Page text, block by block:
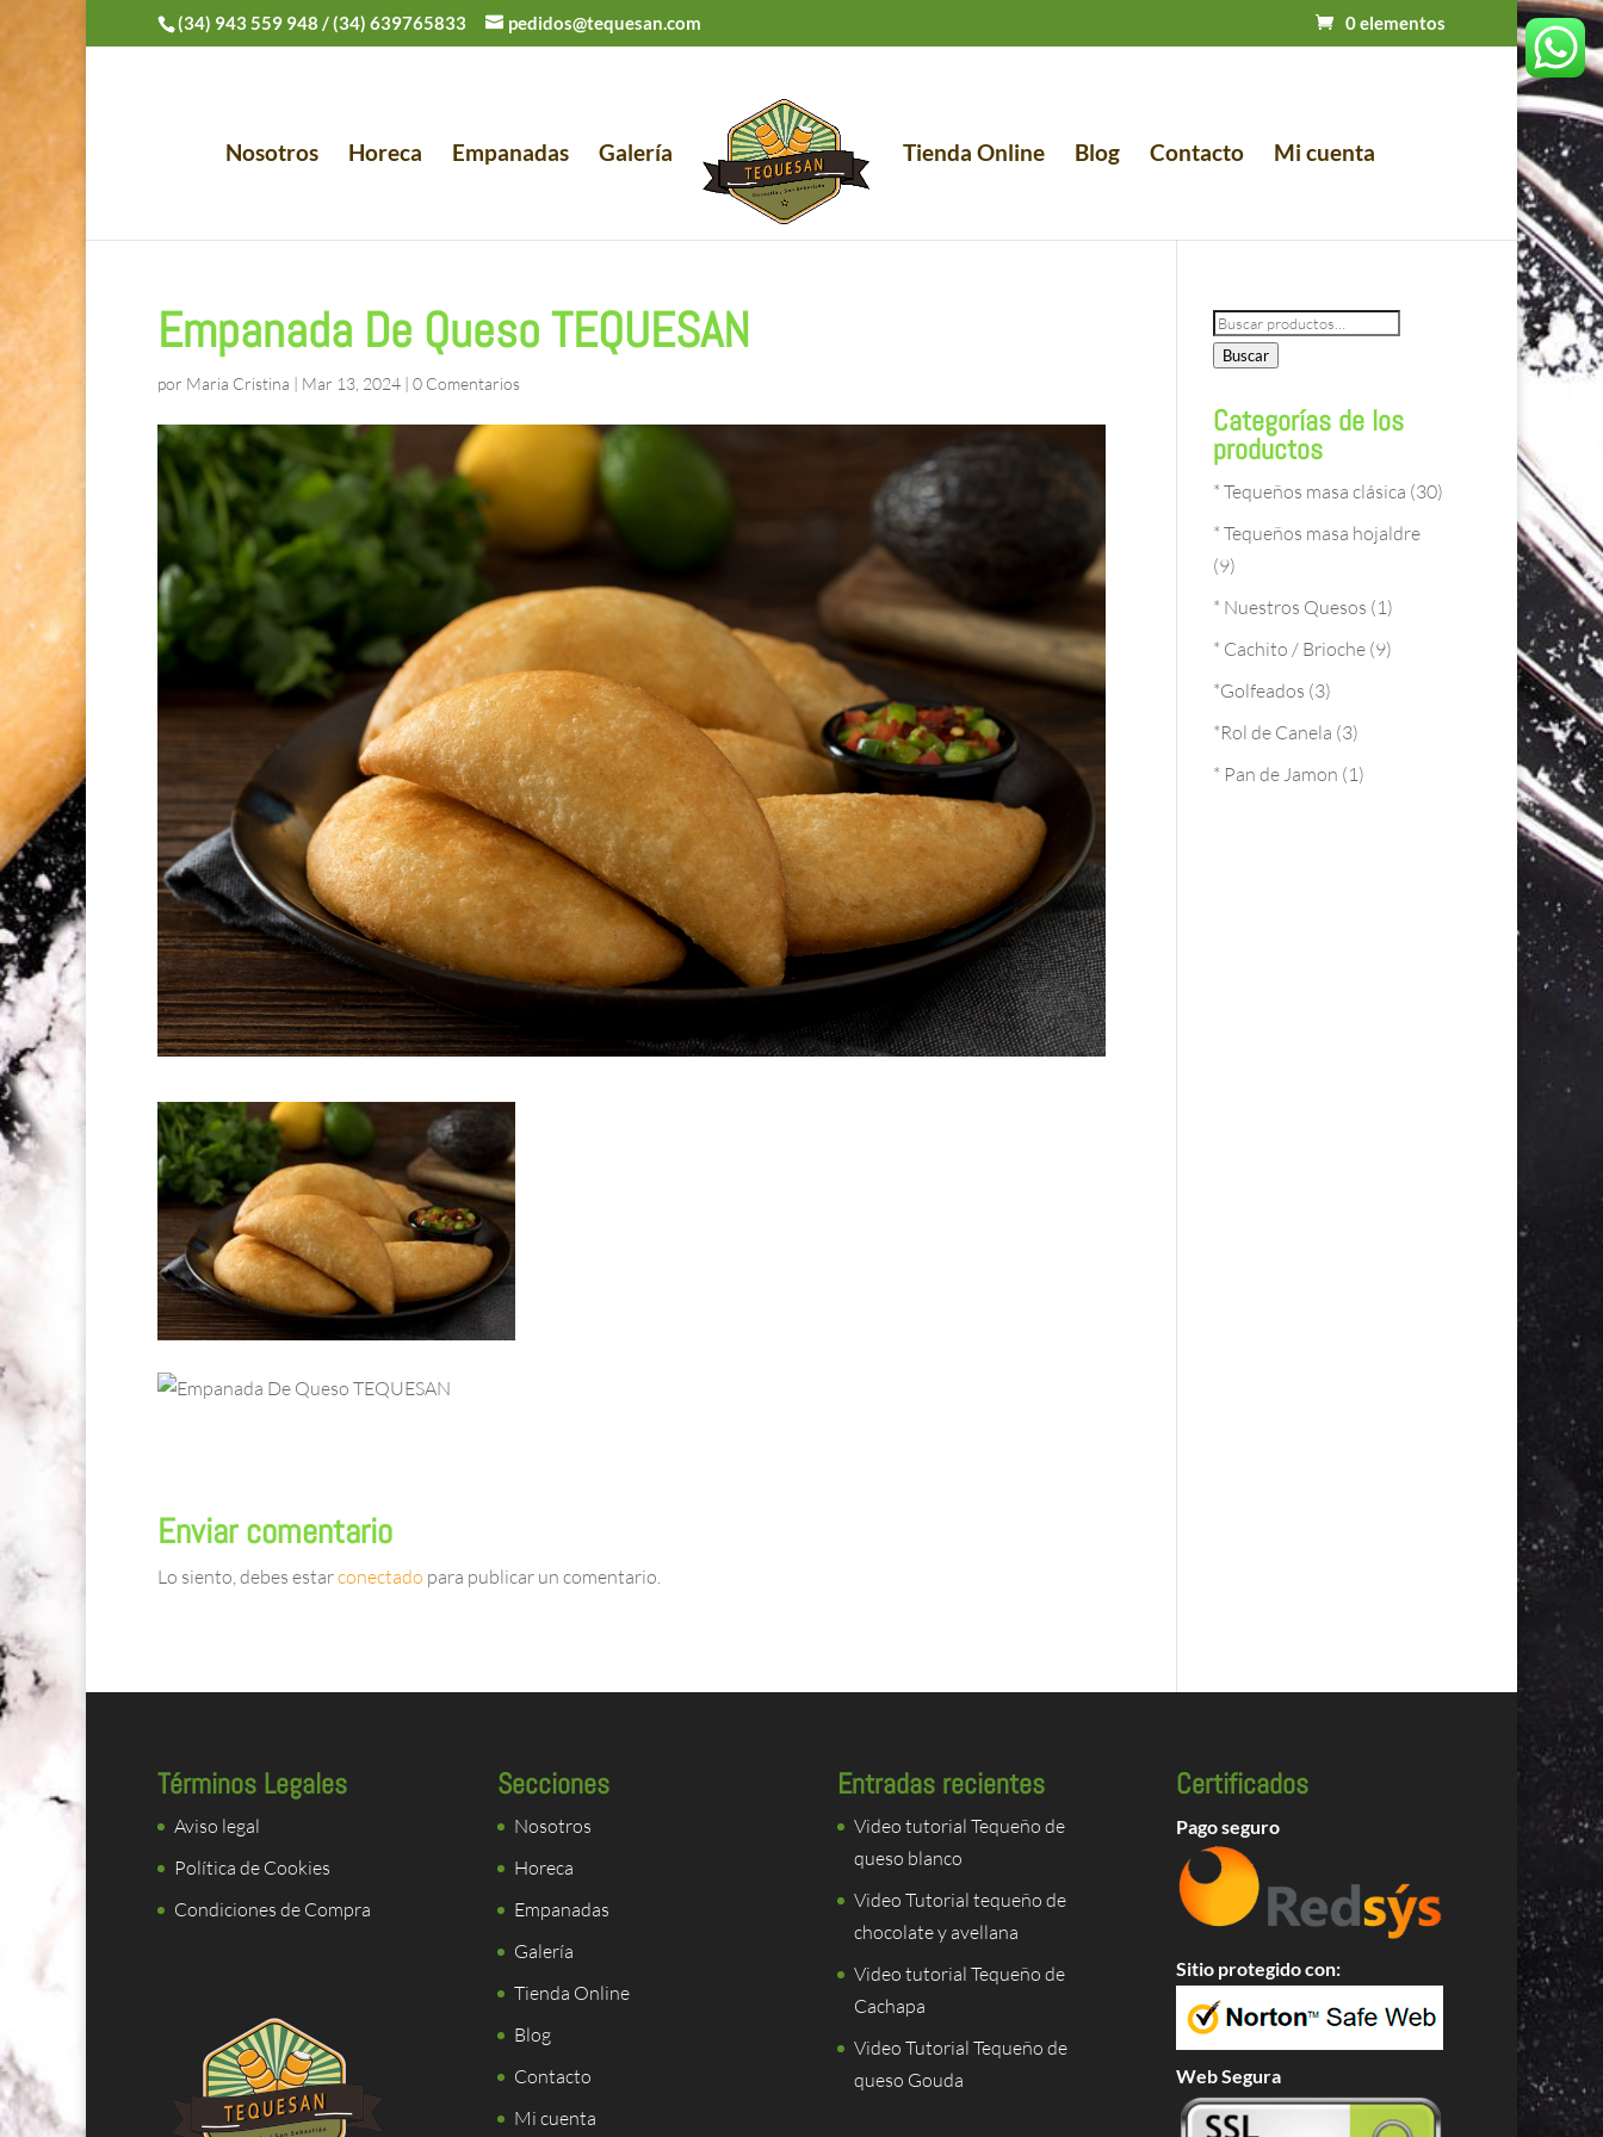
(34) 943 559 948 /(34) 639765833 pedidos@tequesan.com 0 elementos
Nosotros Horeca Empanadas Galería Tienda Online Blog Contacto Mi cuenta
Empanada De Queso TEQUESAN
por Maria Cristina | Mar 13, 2024 | 0 Comentarios
Enviar comentario
Lo siento, debes estarconectado para publicar un comentario.
Buscar
por:
Buscar
Categorías de los
productos
* Tequeños masa clásica (30)
* Tequeños masa hojaldre
(9)
* Nuestros Quesos (1)
* Cachito / Brioche (9)
*Golfeados (3)
*Rol de Canela (3)
* Pan de Jamon (1)
Términos Legales
Aviso legal
Política de Cookies
Condiciones de Compra
Secciones
Nosotros
Horeca
Empanadas
Galería
Tienda Online
Blog
Contacto
Mi cuenta
Entradas recientes
Video tutorial Tequeño de
queso blanco
Video Tutorial tequeño de
chocolate y avellana
Video tutorial Tequeño de
Cachapa
Video Tutorial Tequeño de
queso Gouda
Certificados
Pago seguro
Sitio protegido con:
Web Segura